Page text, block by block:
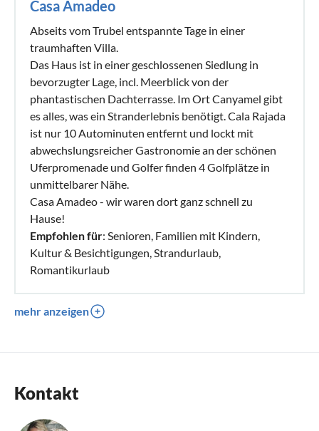
Casa Amadeo
Abseits vom Trubel entspannte Tage in einer
traumhaften Villa.
Das Haus ist in einer geschlossenen Siedlung in
bevorzugter Lage, incl. Meerblick von der
phantastischen Dachterrasse. Im Ort Canyamel gibt
es alles, was ein Stranderlebnis benötigt. Cala Rajada
ist nur 10 Autominuten entfernt und lockt mit
abwechslungsreicher Gastronomie an der schönen
Uferpromenade und Golfer finden 4 Golfplätze in
unmittelbarer Nähe.
Casa Amadeo - wir waren dort ganz schnell zu
Hause!
Empfohlen für: Senioren, Familien mit Kindern,
Kultur & Besichtigungen, Strandurlaub,
Romantikurlaub
mehr anzeigen
Kontakt